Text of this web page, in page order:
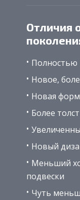
Отличия
Полностью
Новое,
Новая
Более
Новый
Меньший
подвески
Чуть